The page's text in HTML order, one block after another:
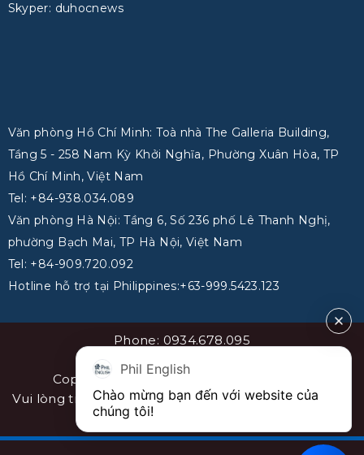
Skyper: duhocnews
Văn phòng Hồ Chí Minh: Toà nhà The Galleria Building,
Tầng 5 - 258 Nam Kỳ Khởi Nghĩa, Phường Xuân Hòa, TP
Hồ Chí Minh, Việt Nam
Tel: +84-938.034.089
Văn phòng Hà Nội: Tầng 6, Số 236 phố Lê Thanh Nghị,
phường Bạch Mai, TP Hà Nội, Việt Nam
Tel: +84-909.720.092
Hotline hỗ trợ tại Philippines:+63-999.5423.123
Phone: 0934.678.095
Copyright 2026 ©
Vui lòng trích dẫn nguồn khi sao chép bài viết. Sơ đồ
website
Phil English
Chào mừng bạn đến với website của
chúng tôi!